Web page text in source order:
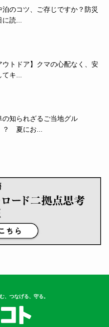
泊のコツ、ご存じですか？防災
読...
ウトドア】クマの心配なく、安
てキ...
の知られざるご当地グル
？ 夏にお...
、つなげる、守る。